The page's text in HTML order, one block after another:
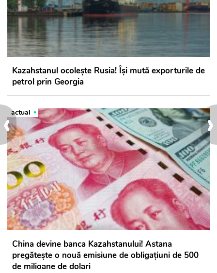
›
‹
Kazahstanul ocolește Rusia! Își mută exporturile de
petrol prin Georgia
actual
China devine banca Kazahstanului! Astana
pregătește o nouă emisiune de obligațiuni de 500
de milioane de dolari